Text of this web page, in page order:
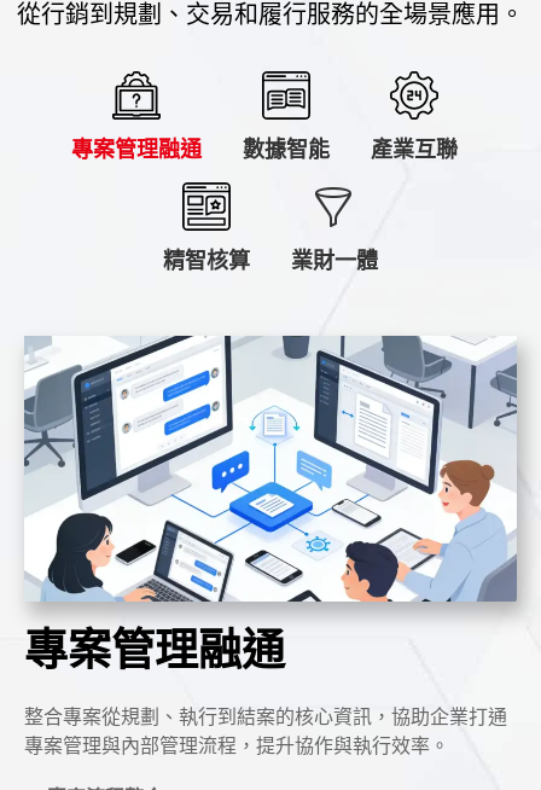
從行銷到規劃、交易和履行服務的全場景應用。
專案管理融通 數據智能 產業互聯
精智核算 業財一體
專案管理融通
整合專案從規劃、執行到結案的核心資訊，協助企業打通
專案管理與內部管理流程，提升協作與執行效率。